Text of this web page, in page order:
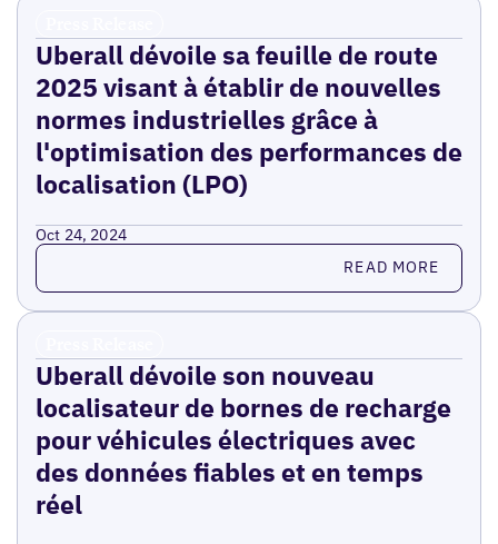
Uberall dévoile sa feuille de route
2025 visant à établir de nouvelles
normes industrielles grâce à
l'optimisation des performances de
localisation (LPO)
Oct 24, 2024
Read more READ MORE
Uberall dévoile son nouveau
localisateur de bornes de recharge
pour véhicules électriques avec
des données fiables et en temps
réel